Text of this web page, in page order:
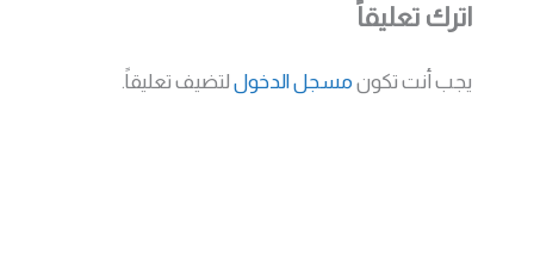
اترك تعليقاً
يجب أنت تكون مسجل الدخوللتضيف تعليقاً.